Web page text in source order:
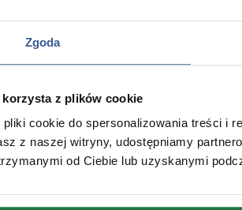
Zgoda
z plików cookie
cookie do spersonalizowania treści i
z naszej witryny, udostępniamy
od Ciebie lub uzyskanymi